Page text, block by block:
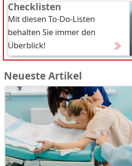
Checklisten
Mit diesen To-Do-Listen
behalten Sie immer den
Überblick!
Neueste Artikel